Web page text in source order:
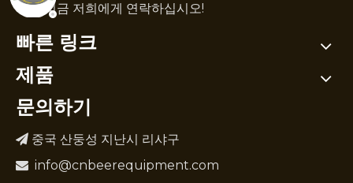
려면 지금 저희에게 연락하십시오!
빠른 링크
제품
문의하기
 중국 산둥성 지난시 리샤구
 info@cnbeerequipment.com